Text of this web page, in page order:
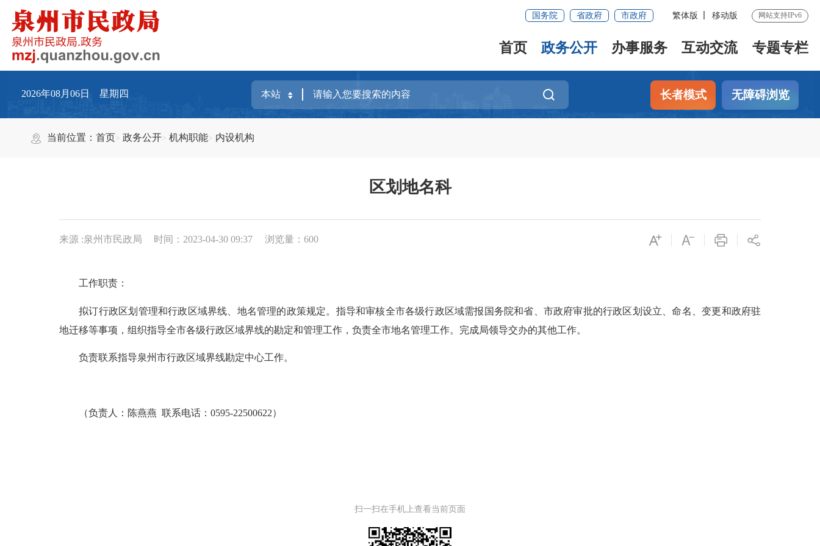
国务院 省政府 市政府 繁体版 移动版 网站支持IPv6
首页 政务公开 办事服务 互动交流 专题专栏
2026年08月06日 星期四 长者模式 无障碍浏览
当前位置：首页 政务公开 机构职能 内设机构
区划地名科
来源 :泉州市民政局 时间：2023-04-30 09:37 浏览量： 600
工作职责：
拟订行政区划管理和行政区域界线、地名管理的政策规定。指导和审核全市各级行政区域需报国务院和省、市政府审批的行政区划设立、命名、变更和政府驻
地迁移等事项，组织指导全市各级行政区域界线的勘定和管理工作，负责全市地名管理工作。完成局领导交办的其他工作。
负责联系指导泉州市行政区域界线勘定中心工作。
（负责人：陈燕燕 联系电话：0595-22500622）
扫一扫在手机上查看当前页面